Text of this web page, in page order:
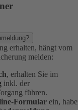
erhalten, hängt vom
melden:
, erhalten Sie im
inkl. der
führen.
Formular ein,